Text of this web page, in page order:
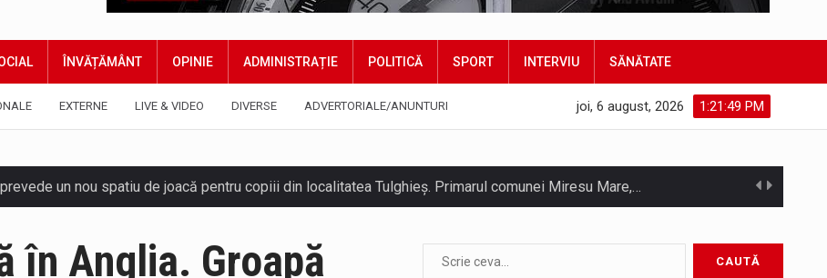
ÎNVĂȚĂMÂNT OPINIE ADMINISTRAȚIE POLITICĂ SPORT INTERVIU SĂNĂTATE
EXTERNE LIVE & VIDEO DIVERSE ADVERTORIALE/ANUNTURI 1:21:51 PM
joi, 6 august, 2026
un nou spatiu de joacă pentru copiii din localitatea Tulghieș. Primarul comunei Miresu Mare,…
în Anglia. Groapă